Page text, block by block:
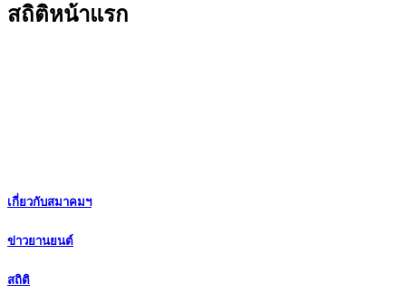
สถิติหน้าแรก
เกี่ยวกับสมาคมฯ
ข่าวยานยนต์
สถิติ